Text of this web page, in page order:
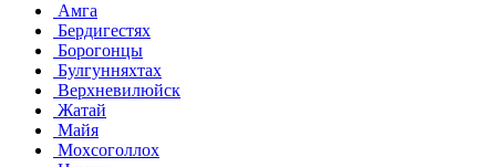
Амга
Бердигестях
Борогонцы
Булгунняхтах
Верхневилюйск
Жатай
Майя
Мохсоголлох